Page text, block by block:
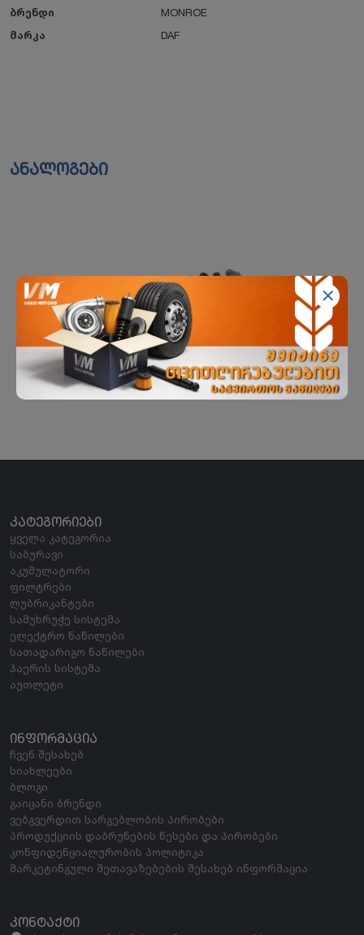
ბრენდი
MONROE
მარკა
DAF
ანალოგები
კაბინის ამორტიზატორი წინა
FEBI
ᲙᲐᲢᲔᲒᲝᲠᲘᲔᲑᲘ
ყველა კატეგორია
საბურავი
აკუმულატორი
ფილტრები
ლუბრიკანტები
სამუხრუჭე სისტემა
ელექტრო ნაწილები
სათადარიგო ნაწილები
ჰაერის სისტემა
აუთლეტი
ᲘᲜᲤᲝᲠᲛᲐᲪᲘᲐ
ჩვენ შესახებ
სიახლეები
ბლოგი
გაიცანი ბრენდი
ვებგვერდით სარგებლობის პირობები
პროდუქციის დაბრუნების წესები და პირობები
კონფიდენციალურობის პოლიტიკა
მარკეტინგული შეთავაზებების შესახებ ინფორმაცია
ᲙᲝᲜᲢᲐᲥᲢᲘ